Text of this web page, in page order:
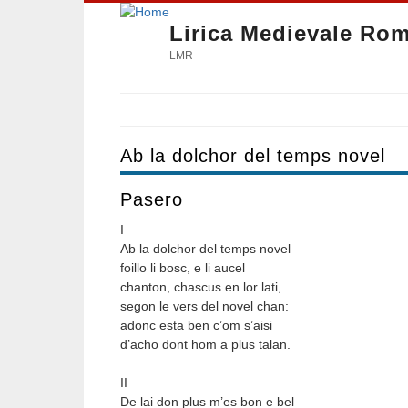
Lirica Medievale
LMR
Ab la dolchor del temps novel
Pasero
I
Ab la dolchor del temps novel
foillo li bosc, e li aucel
chanton, chascus en lor lati,
segon le vers del novel chan:
adonc esta ben c’om s’aisi
d’acho dont hom a plus talan.
II
De lai don plus m’es bon e bel